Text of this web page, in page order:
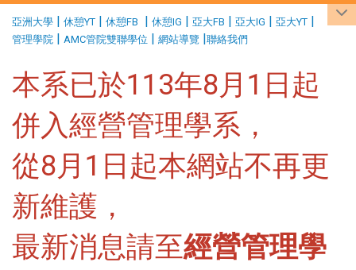
亞洲大學 | 休憩YT | 休憩FB | 休憩IG | 亞大FB | 亞大IG | 亞大YT |
管理學院 | AMC管院雙聯學位 | 網站導覽 |聯絡我們
本系已於113年8月1日起
併入經營管理學系，
從8月1日起本網站不再更
新維護，
最新消息請至經營管理學